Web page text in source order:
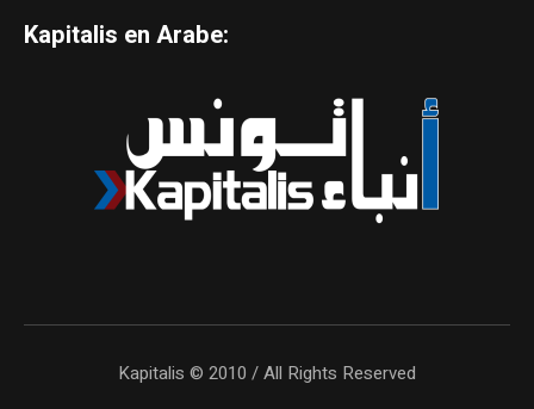
Kapitalis en Arabe:
Kapitalis © 2010 / All Rights Reserved